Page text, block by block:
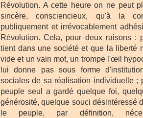
Révolution. A cette heure on ne peut
sincère, consciencieux, qu'à la
publiquement et irrévocablement
Révolution. Cela, pour deux raisons :
tient dans une société et que la liberté
vide et un vain mot, un trompe l'œil
lui donne pas sous forme
sociales de sa réalisation individuelle ;
peuple seul a gardé quelque foi,
générosité, quelque souci désintéressé
le peuple, par définition,